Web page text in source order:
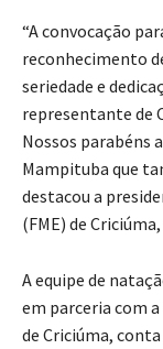
“A convocação
reconhecimento
seriedade e
representante de
Nossos parabéns
Mampituba que
destacou a
(FME) de
A equipe de
em parceria com
de Criciúma,